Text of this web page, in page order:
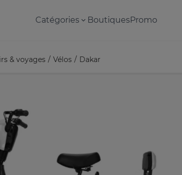
Catégories BoutiquesPromo
& voyages Vélos Dakar